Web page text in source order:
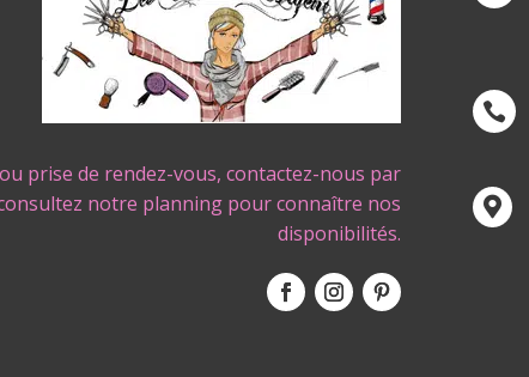
prise de rendez-vous, contactez-nous par
notre planning pour connaître nos
disponibilités.

